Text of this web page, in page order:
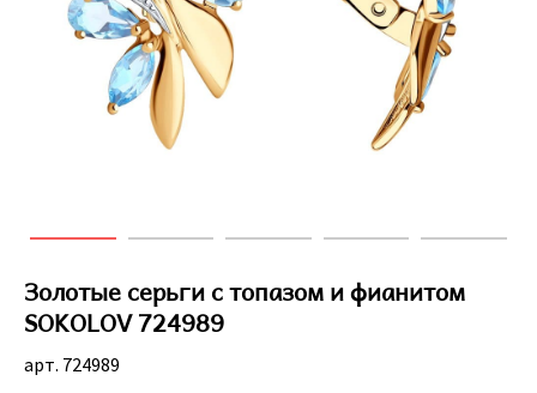
Золотые серьги с топазом и фианитом
SOKOLOV 724989
арт. 724989